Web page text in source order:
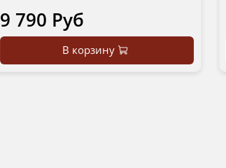
9 790 Руб
В корзину